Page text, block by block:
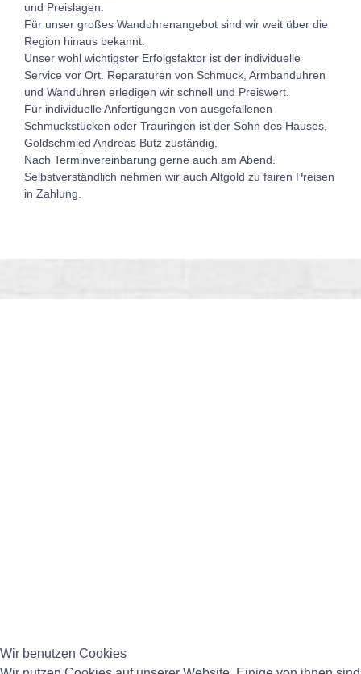
und Preislagen.
Für unser großes Wanduhrenangebot sind wir weit über die
Region hinaus bekannt.
Unser wohl wichtigster Erfolgsfaktor ist der individuelle
Service vor Ort. Reparaturen von Schmuck, Armbanduhren
und Wanduhren erledigen wir schnell und Preiswert.
Für individuelle Anfertigungen von ausgefallenen
Schmuckstücken oder Trauringen ist der Sohn des Hauses,
Goldschmied Andreas Butz zuständig.
Nach Terminvereinbarung gerne auch am Abend.
Selbstverständlich nehmen wir auch Altgold zu fairen Preisen
in Zahlung.
Wir benutzen Cookies